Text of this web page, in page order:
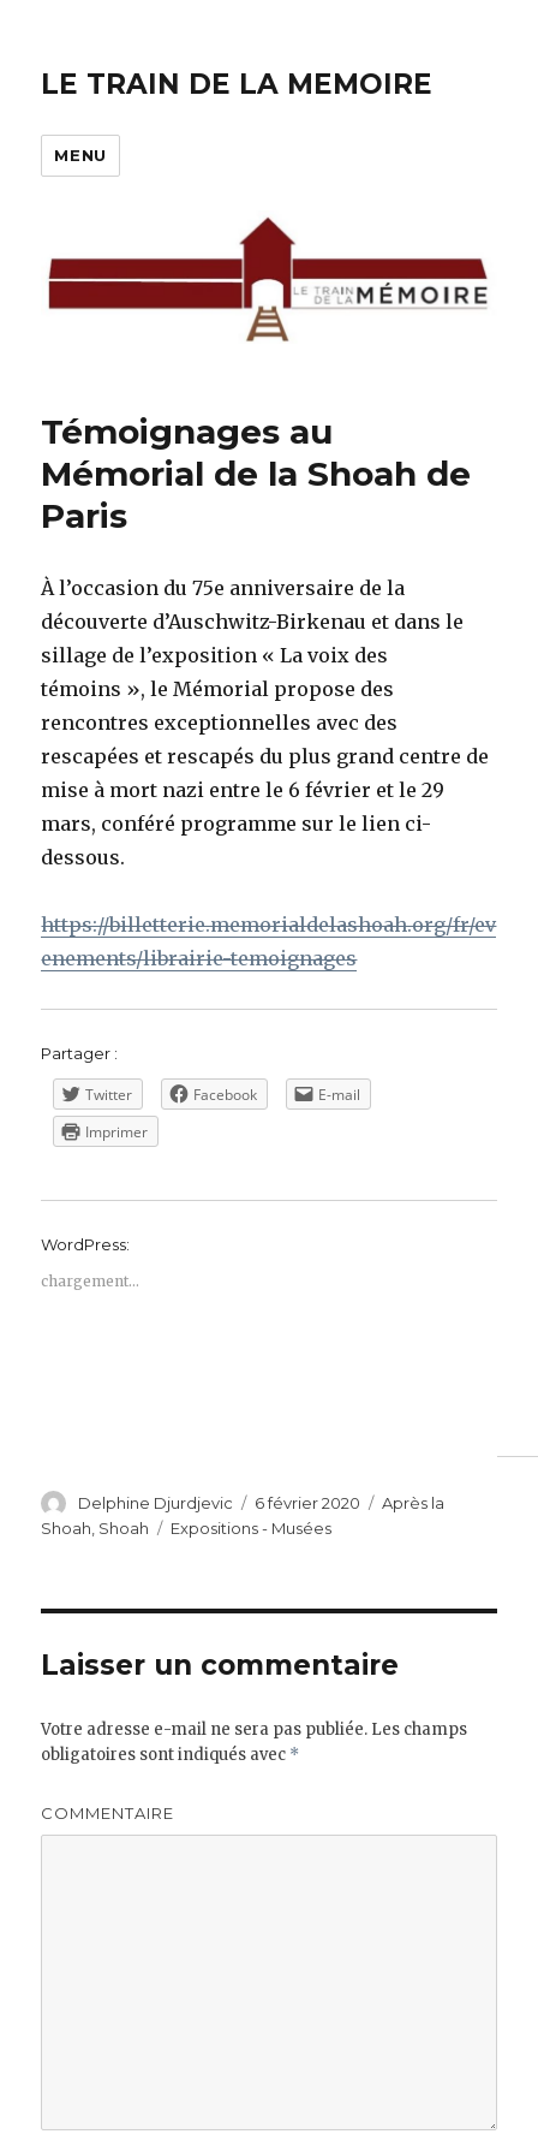
LE TRAIN DE LA MEMOIRE
MENU
Témoignages au
Mémorial de la Shoah de
Paris
À l’occasion du 75e anniversaire de la
découverte d’Auschwitz-Birkenau et dans le
sillage de l’exposition « La voix des
témoins », le Mémorial propose des
rencontres exceptionnelles avec des
rescapées et rescapés du plus grand centre de
mise à mort nazi entre le 6 février et le 29
mars, conféré programme sur le lien ci-
dessous.
https://billetterie.memorialdelashoah.org/fr/ev
enements/librairie-temoignages
Partager :
Twitter Facebook
E-mail
Imprimer
WordPress:
chargement…
Auteur
Delphine Djurdjevic
Publié
le
6 février 2020 Catégories
Après la
Shoah Shoah Étiquettes
Expositions - Musées
Laisser un commentaire
Votre adresse e-mail ne sera pas publiée. Les champs
obligatoires sont indiqués avec *
COMMENTAIRE